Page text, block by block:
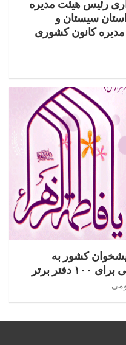
رئیس هیئت مدیره
سیستان و
کانون کشوری
کشور به
برتر